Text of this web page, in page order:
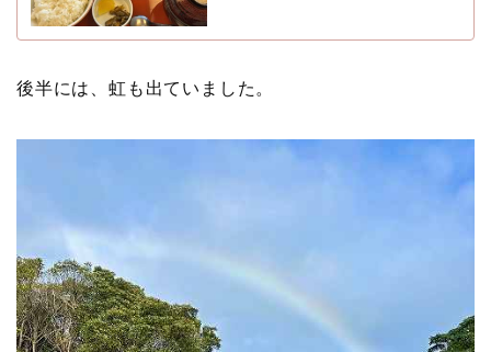
後半には、虹も出ていました。